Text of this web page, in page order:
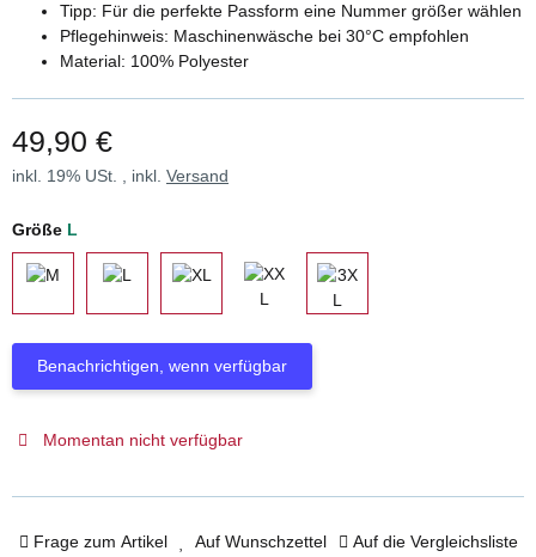
Tipp: Für die perfekte Passform eine Nummer größer wählen
Pflegehinweis: Maschinenwäsche bei 30°C empfohlen
Material: 100% Polyester
49,90 €
inkl. 19% USt. , inkl. Versand
Größe L
Benachrichtigen, wenn verfügbar
Momentan nicht verfügbar
Frage zum Artikel Auf Wunschzettel Auf die Vergleichsliste